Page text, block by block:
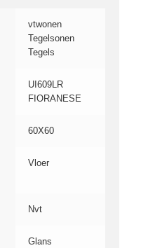
vtwonen
Tegelsonen
Tegels
UI609LR
FIORANESE
60X60
Vloer
Nvt
Glans